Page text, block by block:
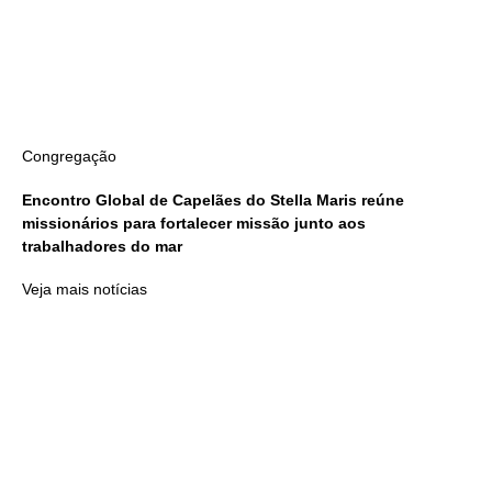
Congregação
Encontro Global de Capelães do Stella Maris reúne
missionários para fortalecer missão junto aos
trabalhadores do mar
Veja mais notícias